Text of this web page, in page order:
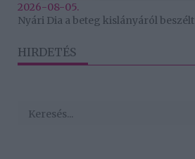
2026-08-05.
Nyári Dia a beteg kislányáról beszélt
HIRDETÉS